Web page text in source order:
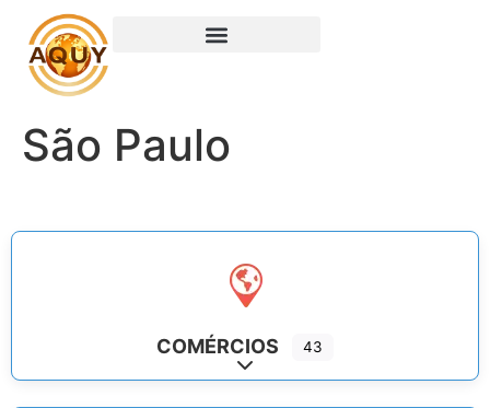
São Paulo
COMÉRCIOS 43
Expand sub-categories